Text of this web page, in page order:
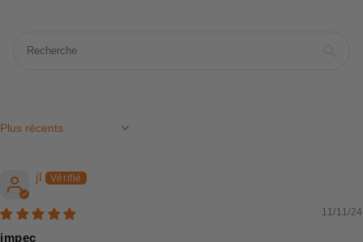
Sort by
jl
11/11/24
impec